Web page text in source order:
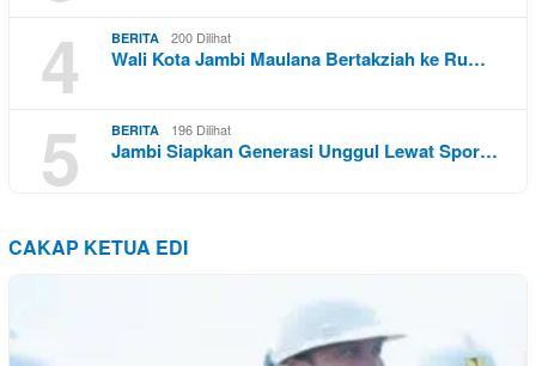
4 BERITA 200 Dilihat
Wali Kota Jambi Maulana Bertakziah ke Ru…
5 BERITA 196 Dilihat
Jambi Siapkan Generasi Unggul Lewat Spor…
CAKAP KETUA EDI